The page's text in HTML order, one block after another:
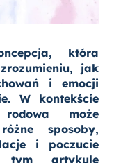
która
jak
i emocji
W kontekście
może
sposoby,
i poczucie
tym artykule